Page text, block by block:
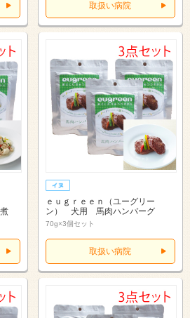
取扱い病院
ｅｕｇｒｅｅｎ（ユーグリー
ン） 犬用 馬肉ハンバーグ
70g×3個セット
取扱い病院